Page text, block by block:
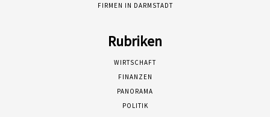
FIRMEN IN DARMSTADT
Rubriken
WIRTSCHAFT
FINANZEN
PANORAMA
POLITIK